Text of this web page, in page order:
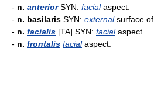
- n. anterior SYN: facialaspect.
- n. basilaris SYN: externalsurface of
- n. facialis [TA] SYN: facialaspect.
- n. frontalis facialaspect.